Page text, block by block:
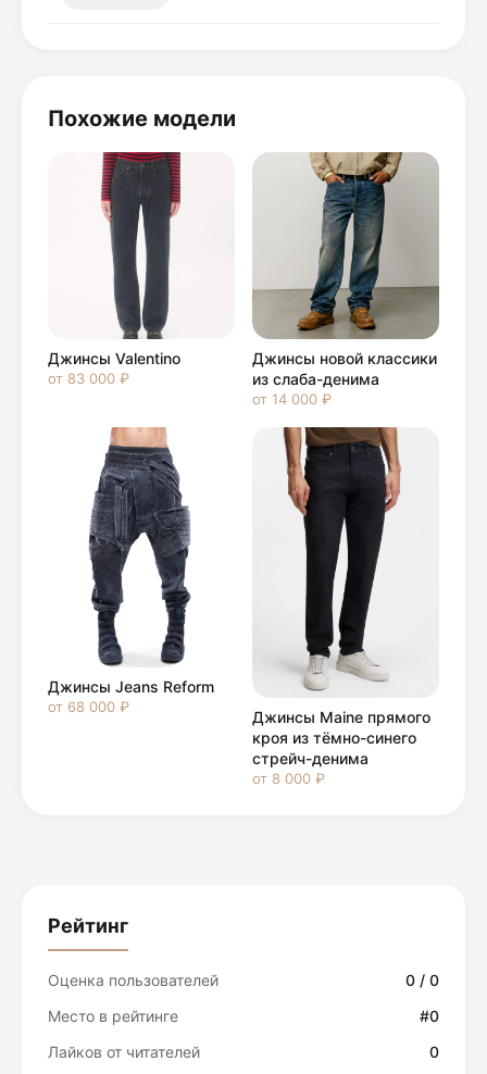
Похожие модели
Джинсы Valentino
от 83 000 ₽
Джинсы новой классики
из слаба-денима
от 14 000 ₽
Джинсы Jeans Reform
от 68 000 ₽
Джинсы Maine прямого
кроя из тёмно-синего
стрейч-денима
от 8 000 ₽
Рейтинг
Оценка пользователей
0 / 0
Место в рейтинге
#0
Лайков от читателей
0